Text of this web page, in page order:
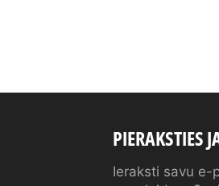
PIERAKSTIES
Ieraksti savu e-